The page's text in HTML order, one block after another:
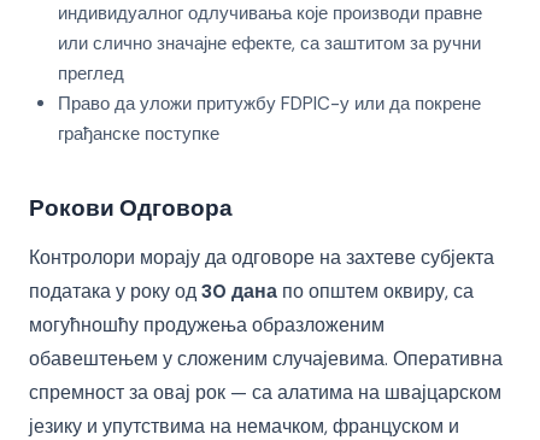
индивидуалног одлучивања које производи правне
или слично значајне ефекте, са заштитом за ручни
преглед
Право да уложи притужбу FDPIC-у или да покрене
грађанске поступке
Рокови Одговора
Контролори морају да одговоре на захтеве субјекта
података у року од30 дана по општем оквиру, са
могућношћу продужења образложеним
обавештењем у сложеним случајевима. Оперативна
спремност за овај рок — са алатима на швајцарском
језику и упутствима на немачком, француском и